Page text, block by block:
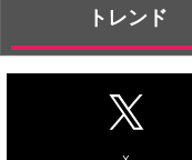
トレンド